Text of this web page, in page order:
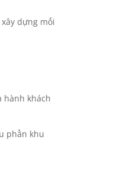
dựng mối
hành khách
phần khu